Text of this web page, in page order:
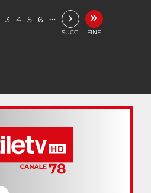
3 4 5 6 … ›
SUCC.
»
FINE